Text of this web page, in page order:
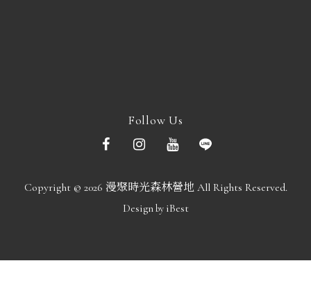
Follow Us
Copyright © 2026 漫聚時光森林營地 All Rights Reserved.
Design by iBest